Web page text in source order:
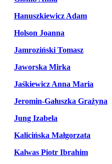
Hanuszkiewicz Adam
Holson Joanna
Jamroziński Tomasz
Jaworska Mirka
Jaśkiewicz Anna Maria
Jeromin-Gałuszka Grażyna
Jung Izabela
Kalicińska Małgorzata
Kalwas Piotr Ibrahim